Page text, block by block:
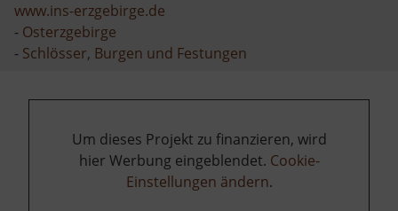
www.ins-erzgebirge.de
- Osterzgebirge
- Schlösser, Burgen und Festungen
Um dieses Projekt zu finanzieren, wird
hier Werbung eingeblendet. Cookie-
Einstellungen ändern.